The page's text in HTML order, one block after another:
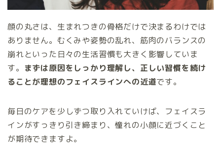
顔の丸さは、生まれつきの骨格だけで決まるわけでは
ありません。むくみや姿勢の乱れ、筋肉のバランスの
崩れといった日々の生活習慣も大きく影響していま
す。 まずは原因をしっかり理解し、正しい習慣を続け
ることが理想のフェイスラインへの近道です。
毎日のケアを少しずつ取り入れていけば、フェイスラ
インがすっきり引き締まり、憧れの小顔に近づくこと
が期待できますよ。